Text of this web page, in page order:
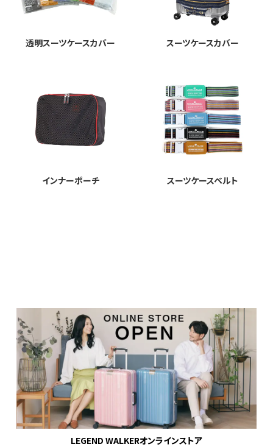
透明スーツケースカバー スーツケースカバー
インナーポーチ スーツケースベルト
LEGEND WALKERオンラインストア